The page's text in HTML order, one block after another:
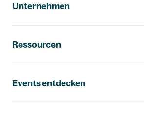
Unternehmen
Ressourcen
Events entdecken